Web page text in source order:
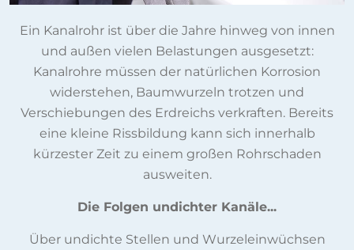
Ein Kanalrohr ist über die Jahre hinweg von innen
und außen vielen Belastungen ausgesetzt:
Kanalrohre müssen der natürlichen Korrosion
widerstehen, Baumwurzeln trotzen und
Verschiebungen des Erdreichs verkraften. Bereits
eine kleine Rissbildung kann sich innerhalb
kürzester Zeit zu einem großen Rohrschaden
ausweiten.
Die Folgen undichter Kanäle...
Über undichte Stellen und Wurzeleinwüchsen